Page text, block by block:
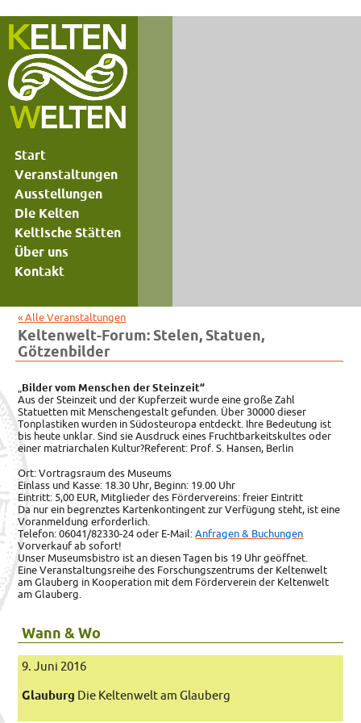
Start
Veranstaltungen
Ausstellungen
Die Kelten
Keltische Stätten
Über uns
Kontakt
« Alle Veranstaltungen
Keltenwelt-Forum: Stelen, Statuen,
Götzenbilder
Bilder vom Menschen der Steinzeit“
Aus der Steinzeit und der Kupferzeit wurde eine große Zahl
Statuetten mit Menschengestalt gefunden. Über 30000 dieser
Tonplastiken wurden in Südosteuropa entdeckt. Ihre Bedeutung ist
bis heute unklar. Sind sie Ausdruck eines Fruchtbarkeitskultes oder
einer matriarchalen Kultur?Referent: Prof. S. Hansen, Berlin
Ort: Vortragsraum des Museums
Einlass und Kasse: 18.30 Uhr, Beginn: 19.00 Uhr
Eintritt: 5,00 EUR, Mitglieder des Fördervereins: freier Eintritt
Da nur ein begrenztes Kartenkontingent zur Verfügung steht, ist eine
Voranmeldung erforderlich.
Telefon: 06041/82330-24 oder E-Mail: Anfragen & Buchungen
Vorverkauf ab sofort!
Unser Museumsbistro ist an diesen Tagen bis 19 Uhr geöffnet.
Eine Veranstaltungsreihe des Forschungszentrums der Keltenwelt
am Glauberg in Kooperation mit dem Förderverein der Keltenwelt
am Glauberg.
Wann & Wo
9. Juni 2016
Glauburg Die Keltenwelt am Glauberg